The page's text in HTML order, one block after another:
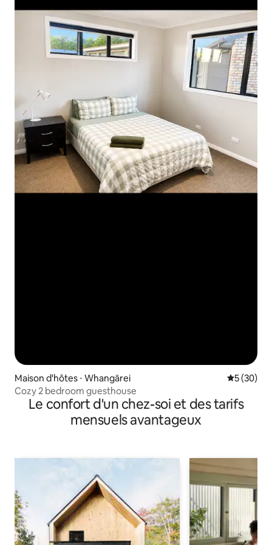
Maison d'hôtes ⋅ Whangārei
5 (30)
Cozy 2 bedroom guesthouse
Le confort d'un chez-soi et des tarifs
mensuels avantageux